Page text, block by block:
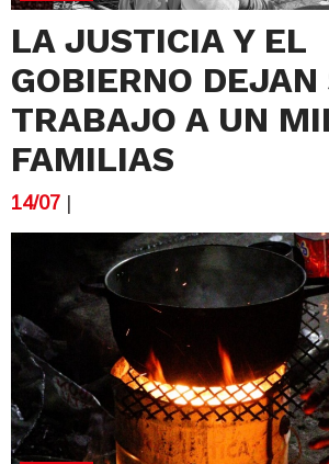
LA JUSTICIA Y EL
GOBIERNO DEJAN
TRABAJO A UN
FAMILIAS
14/07